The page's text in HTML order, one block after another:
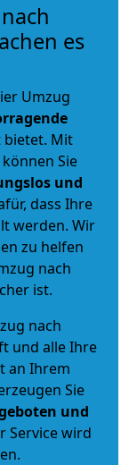
es
Umzug
bietet. Mit
Sie
und
dass Ihre
werden. Wir
zu helfen
nach
ist.
nach
und alle Ihre
an Ihrem
Sie
und
Service wird